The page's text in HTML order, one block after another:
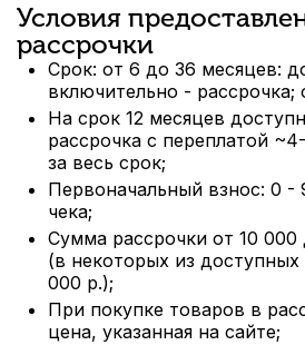
Условия
рассрочки
Срок: от 6 до 36 месяцев:
включительно -
На срок 12 месяцев
рассрочка с переплатой
за весь срок;
Первоначальный взнос: 0
чека;
Сумма рассрочки от 10 000
(в некоторых из
000 р.);
При покупке товаров в
цена, указанная на сайте;